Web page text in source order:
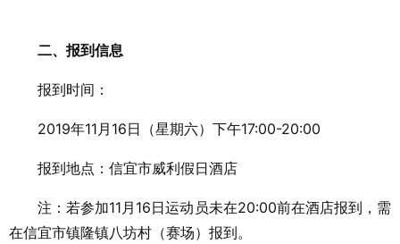
二、报到信息
报到时间：
2019年11月16日（星期六）下午17:00-20:00
报到地点：信宜市威利假日酒店
注：若参加11月16日运动员未在20:00前在酒店报到，需
在信宜市镇隆镇八坊村（赛场）报到。